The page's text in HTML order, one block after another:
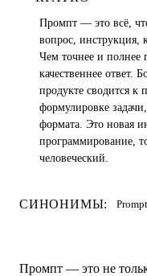
Промпт — это всё,
вопрос, инструкция,
Чем точнее и полнее
качественнее ответ.
продукте сводится
формулировке
формата. Это новая
программирование,
человеческий.
СИНОНИМЫ: Prompt
Промпт — это не